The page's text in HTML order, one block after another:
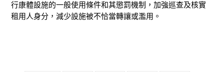
行康體設施的一般使用條件和其懲罰機制，加強巡查及核實
租用人身分，減少設施被不恰當轉讓或濫用。